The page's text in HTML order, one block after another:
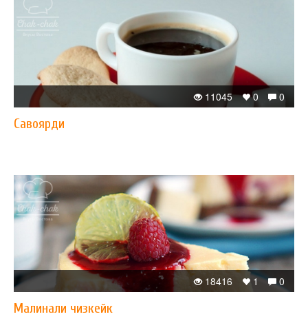
0
0
11045
Савоярди
0
1
18416
Малинали чизкейк